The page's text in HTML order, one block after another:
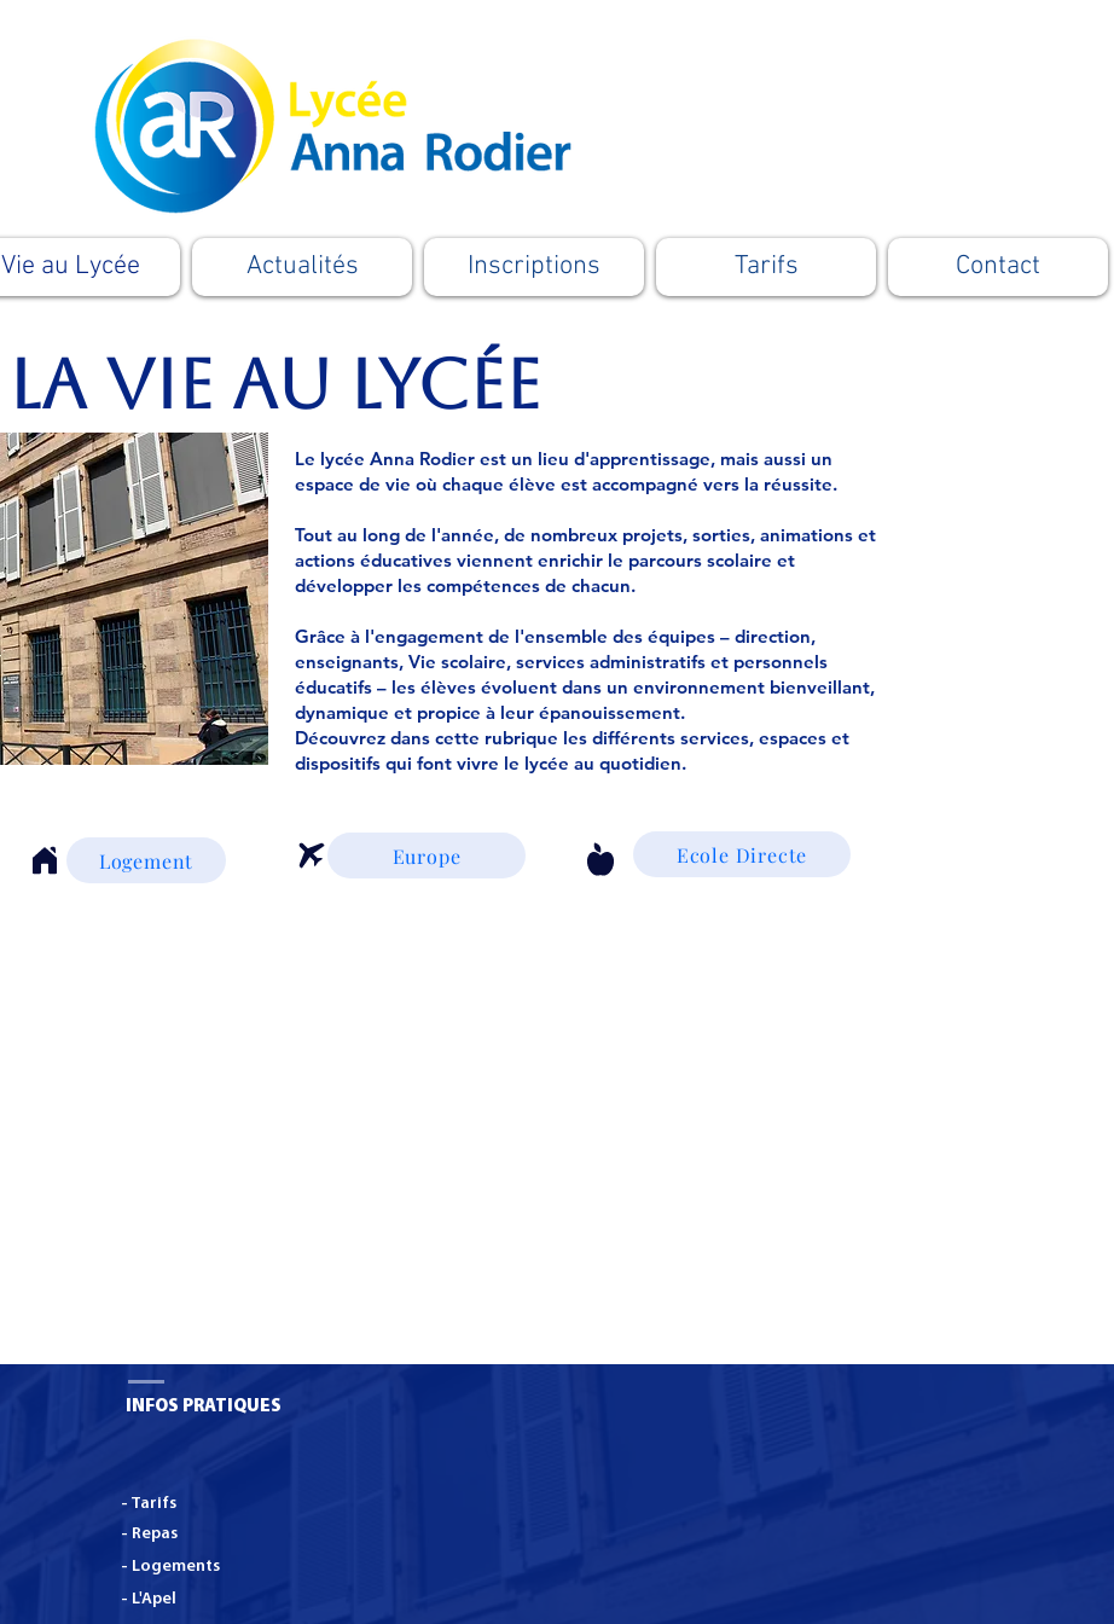
Vie au Lycée Actualités Inscriptions Tarifs Contact
la vie au lycée
Logement
Le lycée Anna Rodier est un lieu d'apprentissage, mais aussi un
espace de vie où chaque élève est accompagné vers la réussite.
Tout au long de l'année, de nombreux projets, sorties, animations et
actions éducatives viennent enrichir le parcours scolaire et
développer les compétences de chacun.
Grâce à l'engagement de l'ensemble des équipes – direction,
enseignants, Vie scolaire, services administratifs et personnels
éducatifs – les élèves évoluent dans un environnement bienveillant,
dynamique et propice à leur épanouissement.
Découvrez dans cette rubrique les différents services, espaces et
dispositifs qui font vivre le lycée au quotidien.
Europe Ecole Directe
INFOS PRATIQUES
- Tarifs
- Repas
- Logements
- L'Apel